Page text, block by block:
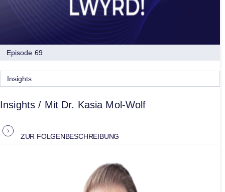
Episode 69
Insights
Insights / Mit Dr. Kasia Mol-Wolf
ZUR FOLGENBESCHREIBUNG